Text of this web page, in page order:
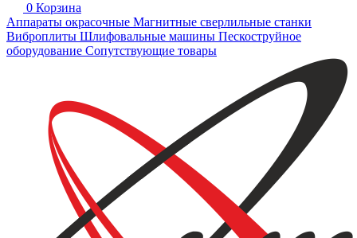
0 Корзина
Аппараты окрасочные Магнитные сверлильные станки
Виброплиты Шлифовальные машины Пескоструйное
оборудование Сопутствующие товары